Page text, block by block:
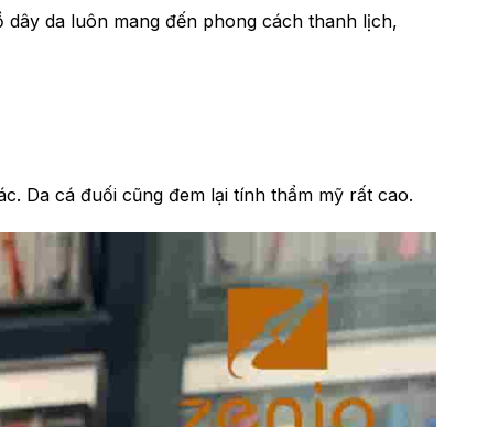
da luôn mang đến phong cách thanh lịch,
Da cá đuối cũng đem lại tính thẩm mỹ rất cao.